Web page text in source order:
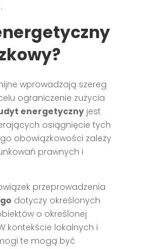
wprowadzają szereg
ograniczenie zużycia
energetyczny jest
osiągnięcie tych
obowiązkowości zależy
prawnych i
przeprowadzenia
dotyczy określonych
o określonej
kontekście lokalnych i
te mogą być